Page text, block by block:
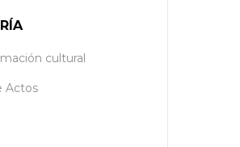
cultural
Actos